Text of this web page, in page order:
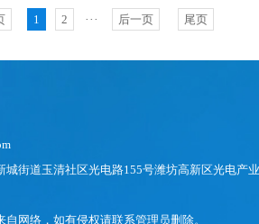
1 2 ··· 后一页 尾页
城街道玉清社区光电路155号潍坊高新区光电产业
网络，如有侵权请联系管理员删除。